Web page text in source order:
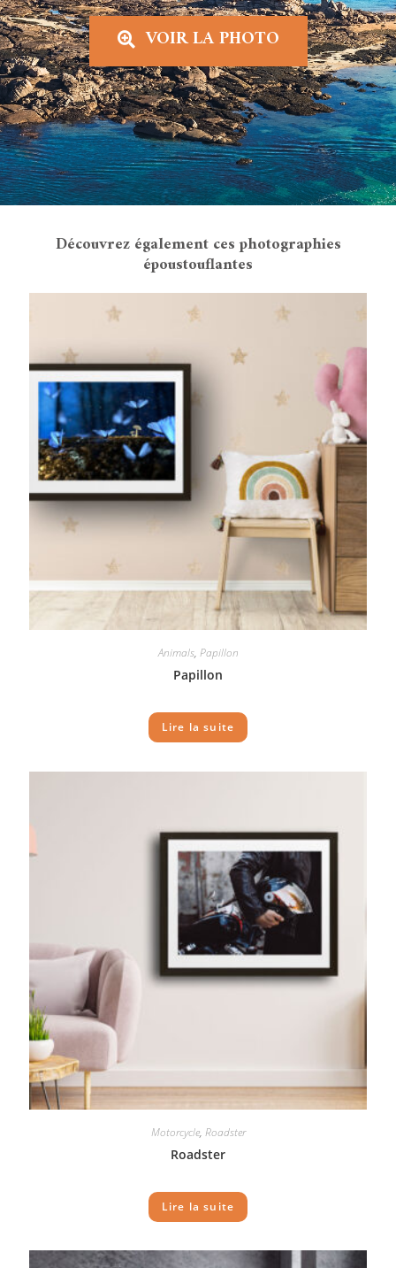
VOIR LA PHOTO
Découvrez également ces photographies
époustouflantes
Animals, Papillon
Papillon
Lire la suite
Motorcycle, Roadster
Roadster
Lire la suite